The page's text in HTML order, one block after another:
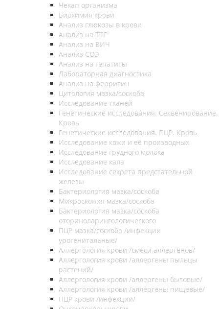
Чекап организма
Биохимия крови
Анализ глюкозы в крови
Анализ на ТТГ
Анализ на ВИЧ
Анализ СОЭ
Анализ на гепатиты
Лабораторная диагностика
Анализ на ферритин
Цитология мазка/соскоба
Исследование тканей
Генетические исследования. Секвенирование.
Кровь
Генетические исследования. ПЦР. Кровь
Исследование кожи и её производных
Исследование грудного молока
Исследование кала
Исследование секрета предстательной
железы
Бактериология мазка/соскоба
Микроскопия мазка/соскоба
Бактериология мазка/соскоба
оториноларингологического
ПЦР мазка/соскоба /инфекции
урогенитальные/
Аллергология крови /смеси аллергенов/
Аллергология крови /аллергены пыльцы
растений/
Аллергология крови /аллергены бытовые/
Аллергология крови /аллергены пищевые/
ПЦР крови /инфекции/